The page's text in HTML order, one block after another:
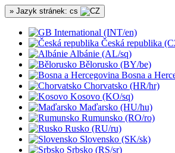
» Jazyk stránek: cs
International (INT/en)
Česká republika
Albánie (AL/sq)
Bělorusko (BY/be)
Bosna a
Chorvatsko (HR/hr)
Kosovo (KO/sq)
Maďarsko (HU/hu)
Rumunsko (RO/ro)
Rusko (RU/ru)
Slovensko (SK/sk)
Srbsko (RS/sr)